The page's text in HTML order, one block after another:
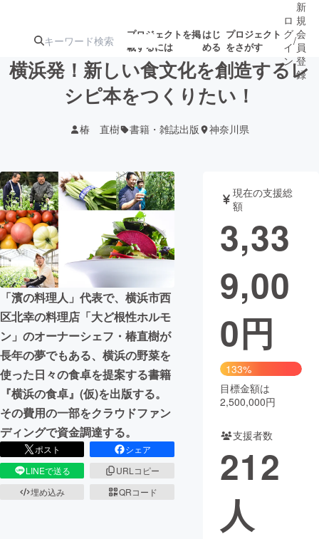
プロジェクトを掲
載するには
はじ
める
プロジェクト
をさがす
注目のリ
ターン
注目の新着プロ
ジェクト
募集終了が近いプ
ロジェクト
アート・写真 音楽
テクノロジー・ガジェット ゲーム・サ
映像・映画
ビジネス・起業
まちづくり・地域活性化
CAMPFIRE for Social Good
CAMPFIRE Creation
CAMPFIREふるさと納税machi-ya コミュニティ
ロ
グ
イ
ン
/
新
規
会
員
登
録
横浜発！新しい食文化を創造するレ
シピ本をつくりたい！
椿 直樹 書籍・雑誌出版 神奈川県
「濱の料理人」代表で、横浜市西
区北幸の料理店「大ど根性ホルモ
ン」のオーナーシェフ・椿直樹が
長年の夢でもある、横浜の野菜を
使った日々の食卓を提案する書籍
『横浜の食卓』(仮)を出版する。
その費用の一部をクラウドファン
ディングで資金調達する。
ポスト
シェア
LINEで送る
URLコピー
埋め込み
QRコード
現在の支援総
額
3,33
9,00
0円
133%
目標金額は
2,500,000円
支援者数
212
人